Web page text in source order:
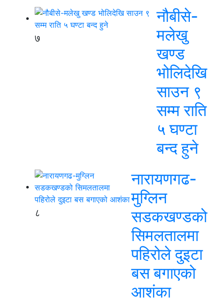
७
नौबीसे-
मलेखु
खण्ड
भोलिदेखि
साउन ९
सम्म राति
५ घण्टा
बन्द हुने
८
नारायणगढ-
मुग्लिन
सडकखण्डको
सिमलतालमा
पहिरोले दुइटा
बस बगाएको
आशंका